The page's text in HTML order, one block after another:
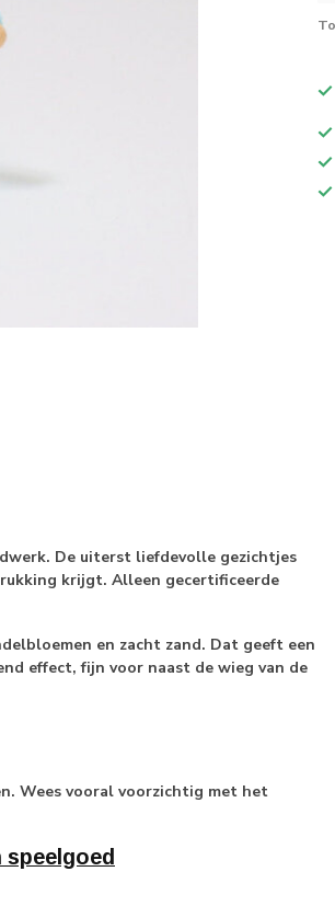
De uiterst liefdevolle gezichtjes
krijgt. Alleen gecertificeerde
en zacht zand. Dat geeft een
effect, fijn voor naast de wieg van de
Wees vooral voorzichtig met het